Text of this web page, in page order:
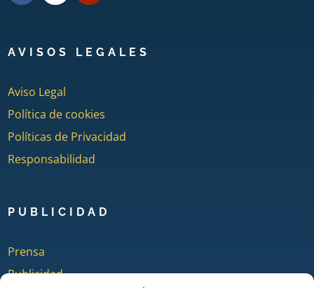
AVISOS LEGALES
Aviso Legal
Política de cookies
Políticas de Privacidad
Responsabilidad
PUBLICIDAD
Prensa
Publicidad